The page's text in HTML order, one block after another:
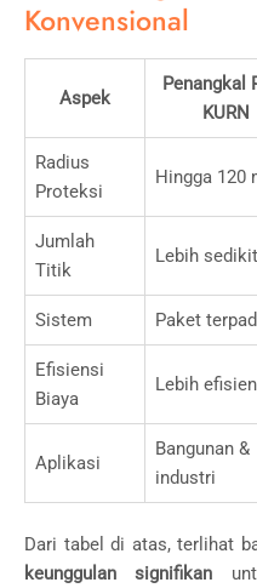
Konvensional
Aspek
Penangkal
KURN
Radius
Proteksi
Hingga 120
Jumlah
Titik
Lebih sedikit
Sistem Paket
Efisiensi
Biaya
Lebih efisien
Aplikasi
Bangunan &
industri
Dari tabel di atas, terlihat
keunggulan signifikan